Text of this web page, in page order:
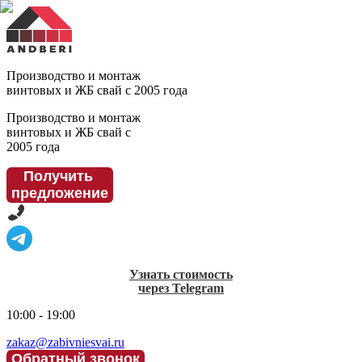
Производство и монтаж
винтовых и ЖБ свай с 2005 года
Производство и монтаж
винтовых и ЖБ свай с
2005 года
Получить
предложение
Узнать стоимость
через Telegram
10:00 - 19:00
zakaz@zabivniesvai.ru
Обратный звонок